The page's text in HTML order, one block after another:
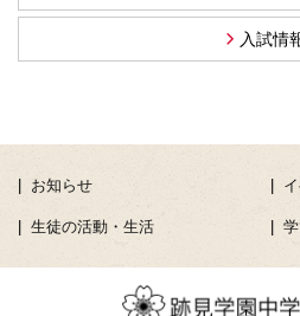
入試情
お知らせ
生徒の活動・生活